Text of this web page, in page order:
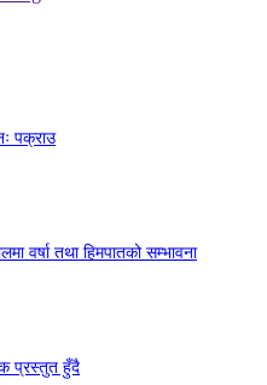
पक्राउ
वर्षा तथा हिमपातको सम्भावना
प्रस्तुत हुँदै